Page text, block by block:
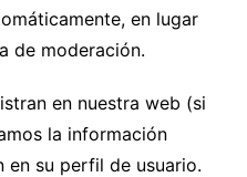
en lugar
de moderación.
en nuestra web (si
la información
en su perfil de usuario.